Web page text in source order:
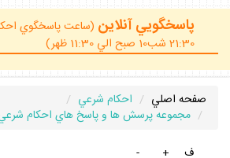
پاسخگويي آنلاين
21:30 شب10 صبح الي 11:30 ظهر)
صفحه اصلي
احكام شرعي
مجموعه پرسش ها و پاسخ هاي احكام
ف
+
-